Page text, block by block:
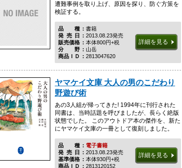
遭難事例を取り上げ、原因を探り、防ぐ方策を
検証する。
品種書籍
発売日 2013.08.23発売
販売価格
本体800円+税
分野山岳
商品ＩＤ
2813047620
詳細を見る
ヤマケイ文庫 大人の男のこだわり
野遊び術
あの3人組が帰ってきた! 1994年に刊行された
同書は、当時話題を呼びましたが、長らく絶版
状態でした。 このアウトドア本の傑作を、新た
にヤマケイ文庫の一冊として復刻しました。
品種電子書籍
発売日 2013.08.23発売
基準価格
本体930円+税
商品ＩＤ
2813120152
詳細を見る